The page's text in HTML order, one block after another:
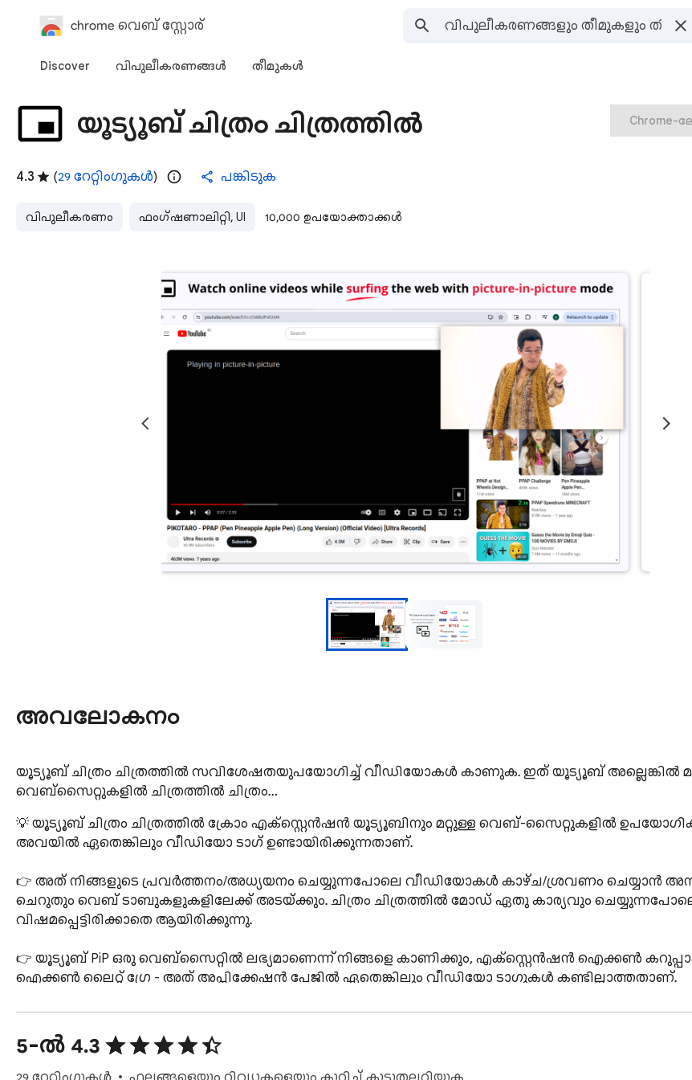
chrome വെബ് സ്റ്റോര്‍
Discover വിപുലീകരണങ്ങള്‍ തീമുകള്‍‌
യൂട്യൂബ് ചിത്രം ചിത്രത്തിൽ
4.3 (29 റേറ്റിംഗുകൾ) പങ്കിടുക
വിപുലീകരണം ഫംഗ്ഷണാലിറ്റി, UI 10,000 ഉപയോക്താക്കൾ
Chrome-
അവലോകനം
യൂട്യൂബ് ചിത്രം ചിത്രത്തിൽ സവിശേഷതയുപയോഗിച്ച് വീഡിയോകൾ കാണുക. ഇത് യൂട്യൂബ് അല്ലെങ്കിൽ
വെബ്സൈറ്റുകളിൽ ചിത്രത്തിൽ ചിത്രം…
💡 യൂട്യൂബ് ചിത്രം ചിത്രത്തിൽ ക്രോം എക്സ്റ്റെൻഷൻ യൂട്യൂബിനും മറ്റുള്ള വെബ്-സൈറ്റുകളിൽ
അവയിൽ ഏതെങ്കിലും വീഡിയോ ടാഗ് ഉണ്ടായിരിക്കുന്നതാണ്.
👉 അത് നിങ്ങളുടെ പ്രവർത്തനം/അധ്യയനം ചെയ്യുന്നപോലെ വീഡിയോകൾ കാഴ്ച/ശ്രവണം ചെയ്യാൻ
ചെറുതും വെബ് ടാബുകളുകളിലേക്ക് അടയ്ക്കും. ചിത്രം ചിത്രത്തിൽ മോഡ് ഏതു കാര്യവും
വിഷമപ്പെട്ടിരിക്കാതെ ആയിരിക്കുന്നു.
👉 യൂട്യൂബ് PiP ഒരു വെബ്‌സൈറ്റിൽ ലഭ്യമാണെന്ന് നിങ്ങളെ കാണിക്കും, എക്സ്റ്റെൻഷൻ ഐക്കൺ കറുപ്പാക്കുന്നതാണ്.
ഐക്കൺ ലൈറ്റ് ഗ്രേ - അത് അപ്ലിക്കേഷൻ പേജിൽ ഏതെങ്കിലും വീഡിയോ ടാഗുകൾ കണ്ടില്ലാത്തതാണ്.
ഞങ്ങളുടെ എക്സ്റ്റെൻഷൻ കുറഞ്ഞത് ഇവയാണ്:
1. നിങ്ങളുടെ എക്സ്റ്റെൻഷൻറെ പൂർണ്ണ സാധ്യതകൾ ഉപയോഗിക്കാൻ ക്രോം വേർഷൻ 70 അല്ലെങ്കിൽ
ഉയർന്നതായിരിക്കണം.
5-ൽ 4.3